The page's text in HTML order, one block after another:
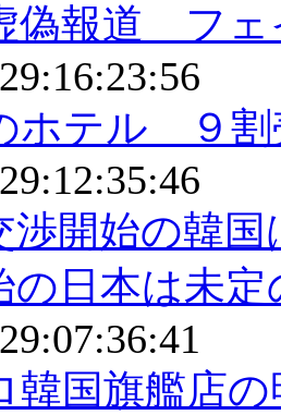
偽報道 フェ
ホテル ９割
渉開始の韓
の日本は未
韓国旗艦店